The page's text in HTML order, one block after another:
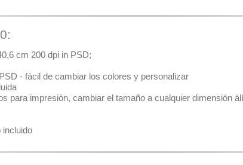
cm 200 dpi in PSD;
- fácil de cambiar los colores y personalizar
para impresión, cambiar el tamaño a cualquier dimensión
incluido